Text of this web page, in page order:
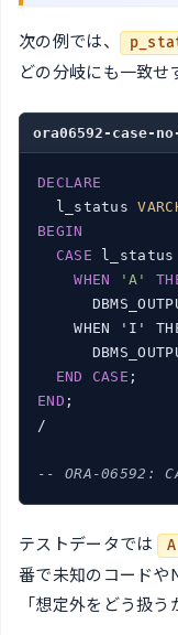
次の例では、
どの分岐にも一致せ
ora06592-case-
DECLARE
  l_status
BEGIN
CASE l_status
WHEN
'A'
WHEN 'I'
END
CASE
END ;
/
-- ORA-06592:
テストデータでは A
番で未知のコードや
「想定外をどう扱